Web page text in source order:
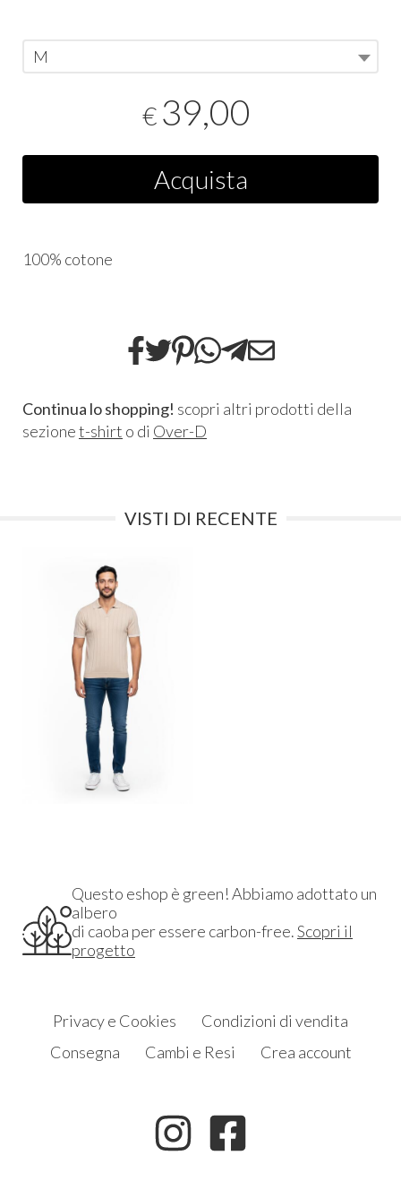
M
€ 39,00
Acquista
100% cotone
Continua lo shopping! scopri altri prodotti della
sezionet-shirt o di Over-D
VISTI DI RECENTE
Questo eshop è green! Abbiamo adottato un
albero
di caoba per essere carbon-free.Scopri il
progetto
Privacy e Cookies
Condizioni di vendita
Consegna
Cambi e Resi Crea account